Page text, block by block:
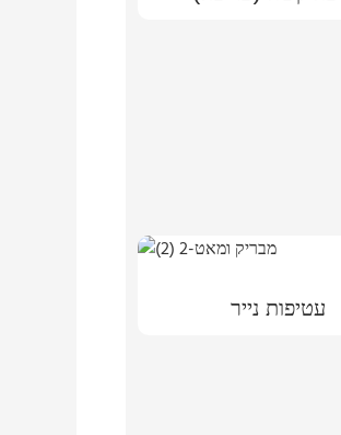
עטיפות נייר